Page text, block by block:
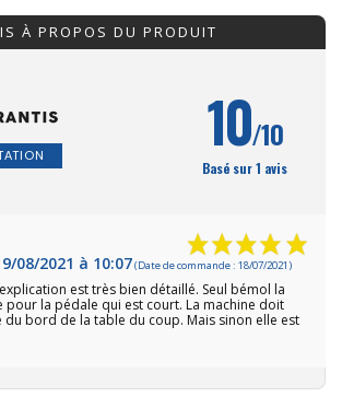
À PROPOS DU PRODUIT
10/10
Basé sur 1 avis
08/2021 à 10:07(Date de commande : 18/07/2021)
est très bien détaillé. Seul bémol la
pour la pédale qui est court. La machine doit
du bord de la table du coup. Mais sinon elle est